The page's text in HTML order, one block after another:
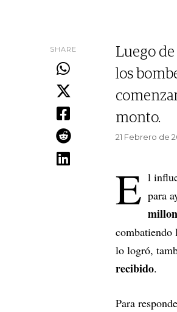
SHARE
Luego
los
monto.
21 Febrero de
E l
para
combatiendo
lo logró,
recibido.
Para